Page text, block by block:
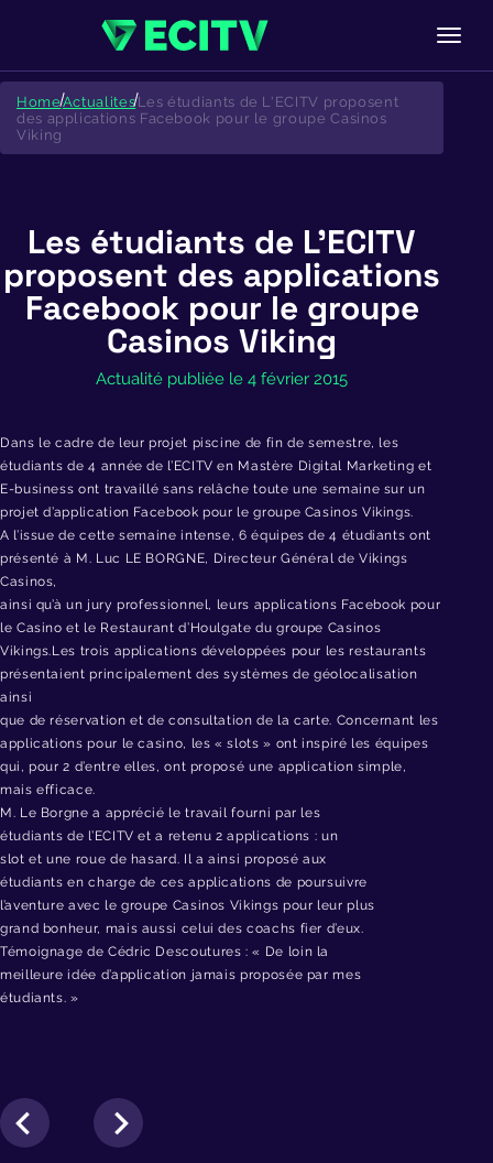
Skip
content
HomeActualitesLes étudiants de L'ECITV proposent
des applications Facebook pour le groupe Casinos
Viking
Les étudiants de L’ECITV
proposent des applications
Facebook pour le groupe
Casinos Viking
Actualité publiée le 4 février 2015
Dans le cadre de leur projet piscine de fin de semestre, les
étudiants de 4 année de l’ECITV en Mastère Digital Marketing et
E-business ont travaillé sans relâche toute une semaine sur un
projet d’application Facebook pour le groupe Casinos Vikings.
A l’issue de cette semaine intense, 6 équipes de 4 étudiants ont
présenté à M. Luc LE BORGNE, Directeur Général de Vikings
Casinos,
ainsi qu’à un jury professionnel, leurs applications Facebook pour
le Casino et le Restaurant d’Houlgate du groupe Casinos
Vikings.Les trois applications développées pour les restaurants
présentaient principalement des systèmes de géolocalisation
ainsi
que de réservation et de consultation de la carte. Concernant les
applications pour le casino, les « slots » ont inspiré les équipes
qui, pour 2 d’entre elles, ont proposé une application simple,
mais efficace.
M. Le Borgne a apprécié le travail fourni par les
étudiants de l’ECITV et a retenu 2 applications : un
slot et une roue de hasard. Il a ainsi proposé aux
étudiants en charge de ces applications de poursuivre
l’aventure avec le groupe Casinos Vikings pour leur plus
grand bonheur, mais aussi celui des coachs fier d’eux.
Témoignage de Cédric Descoutures : « De loin la
meilleure idée d’application jamais proposée par mes
étudiants. »